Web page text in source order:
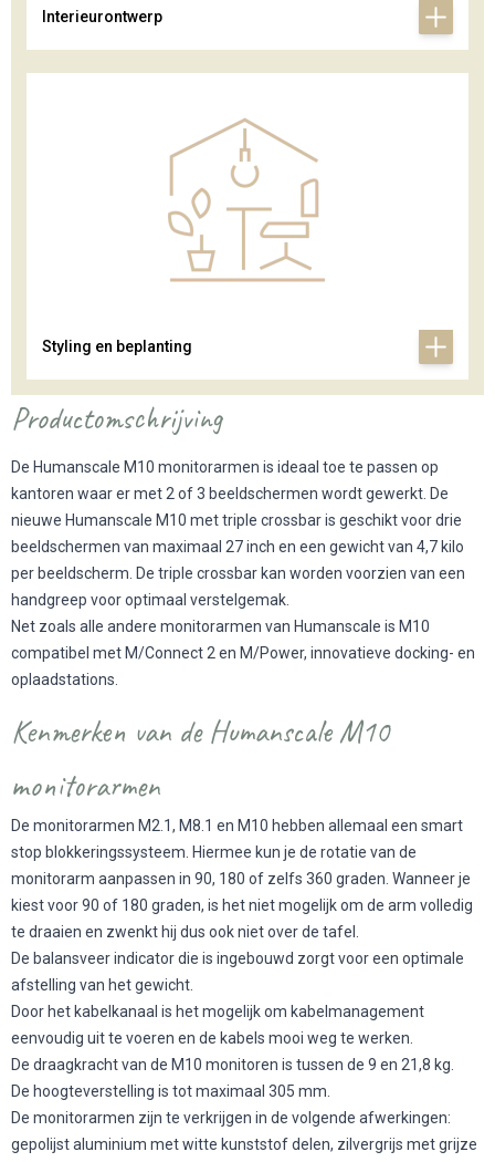
Interieurontwerp
Styling en beplanting
Productomschrijving
De Humanscale M10 monitorarmen is ideaal toe te passen op
kantoren waar er met 2 of 3 beeldschermen wordt gewerkt. De
nieuwe Humanscale M10 met triple crossbar is geschikt voor drie
beeldschermen van maximaal 27 inch en een gewicht van 4,7 kilo
per beeldscherm. De triple crossbar kan worden voorzien van een
handgreep voor optimaal verstelgemak.
Net zoals alle andere monitorarmen van Humanscale is M10
compatibel met M/Connect 2 en M/Power, innovatieve docking- en
oplaadstations.
Kenmerken van de Humanscale M10
monitorarmen
De monitorarmen M2.1, M8.1 en M10 hebben allemaal een smart
stop blokkeringssysteem. Hiermee kun je de rotatie van de
monitorarm aanpassen in 90, 180 of zelfs 360 graden. Wanneer je
kiest voor 90 of 180 graden, is het niet mogelijk om de arm volledig
te draaien en zwenkt hij dus ook niet over de tafel.
De balansveer indicator die is ingebouwd zorgt voor een optimale
afstelling van het gewicht.
Door het kabelkanaal is het mogelijk om kabelmanagement
eenvoudig uit te voeren en de kabels mooi weg te werken.
De draagkracht van de M10 monitoren is tussen de 9 en 21,8 kg.
De hoogteverstelling is tot maximaal 305 mm.
De monitorarmen zijn te verkrijgen in de volgende afwerkingen:
gepolijst aluminium met witte kunststof delen, zilvergrijs met grijze